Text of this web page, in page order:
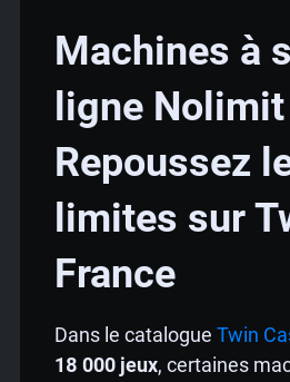
Machines à
ligne
Repoussez
limites sur
France
Dans le catalogue Twin
18 000 jeux, certaines